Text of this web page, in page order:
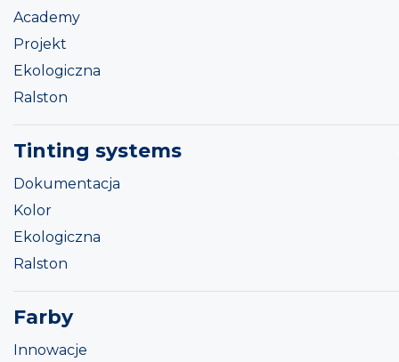
Academy
Projekt
Ekologiczna
Ralston
Tinting systems
Dokumentacja
Kolor
Ekologiczna
Ralston
Farby
Innowacje